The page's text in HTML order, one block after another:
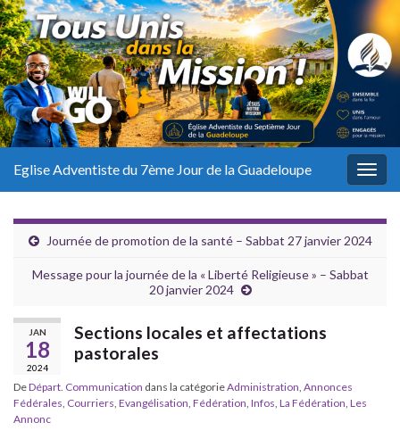
Eglise Adventiste du 7ème Jour de la Guadeloupe
Journée de promotion de la santé – Sabbat 27 janvier 2024
Message pour la journée de la « Liberté Religieuse » – Sabbat
20 janvier 2024
JAN
18
2024
Sections locales et affectations
pastorales
DeDépart. Communication dans la catégorieAdministration, Annonces
Fédérales, Courriers, Evangélisation, Fédération, Infos, La Fédération, Les
Annonc